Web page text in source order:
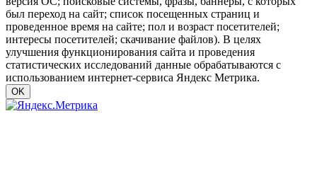
был переход на сайт; список посещенных страниц и
проведенное время на сайте; пол и возраст посетителей;
интересы посетителей; скачивание файлов). В целях
улучшения функционирования сайта и проведения
статистических исследований данные обрабатываются с
использованием интернет-сервиса Яндекс Метрика.
OK